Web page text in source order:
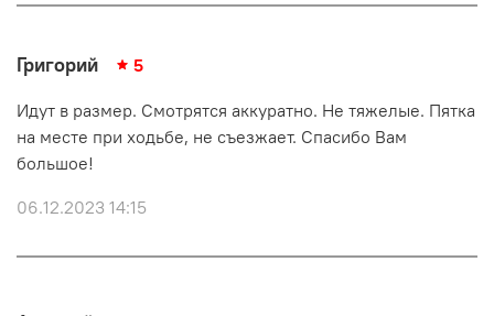
Григорий 5
Идут в размер. Смотрятся аккуратно. Не тяжелые. Пятка
на месте при ходьбе, не съезжает. Спасибо Вам
большое!
06.12.2023 14:15